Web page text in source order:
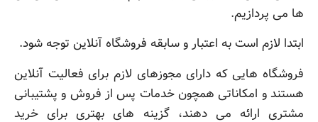
ها می پردازیم.
ابتدا لازم است به اعتبار و سابقه فروشگاه آنلاین توجه شود.
فروشگاه هایی که دارای مجوزهای لازم برای فعالیت آنلاین
هستند و امکاناتی همچون خدمات پس از فروش و پشتیبانی
مشتری ارائه می دهند، گزینه های بهتری برای خرید